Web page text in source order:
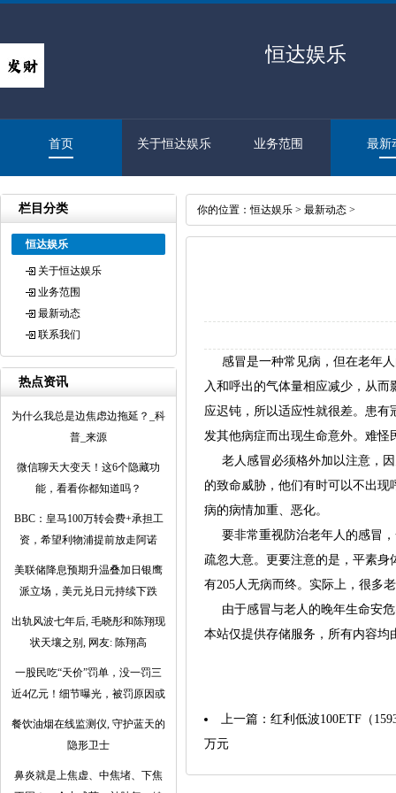
恒达娱乐
首页 关于恒达娱乐 业务范围 最新
栏目分类
恒达娱乐
关于恒达娱乐
业务范围
最新动态
联系我们
热点资讯
为什么我总是边焦虑边拖延？_科
普_来源
微信聊天大变天！这6个隐藏功
能，看看你都知道吗？
BBC：皇马100万转会费+承担工
资，希望利物浦提前放走阿诺
美联储降息预期升温叠加日银鹰
派立场，美元兑日元持续下跌
出轨风波七年后, 毛晓彤和陈翔现
状天壤之别, 网友: 陈翔高
一股民吃“天价”罚单，没一罚三
近4亿元！细节曝光，被罚原因或
餐饮油烟在线监测仪, 守护蓝天的
隐形卫士
鼻炎就是上焦虚、中焦堵、下焦
你的位置：恒达娱乐 > 最新动态 >
感冒是一种常见病，但在老年人
入和呼出的气体量相应减少，从
应迟钝，所以适应性就很差。患
发其他病症而出现生命意外。难怪
老人感冒必须格外加以注意，因
的致命威胁，他们有时可以不出
病的病情加重、恶化。
要非常重视防治老年人的感冒，
疏忽大意。更要注意的是，平素身
有205人无病而终。实际上，很多
由于感冒与老人的晚年生命安危
本站仅提供存储服务，所有内容
上一篇： 红利低波100ETF（
万元